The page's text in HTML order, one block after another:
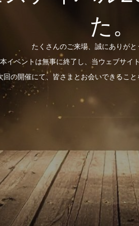
た。
たくさんのご来場、誠にありがと
本イベントは無事に終了し、当ウェブサイ
回の開催にて、皆さまとお会いできるこ